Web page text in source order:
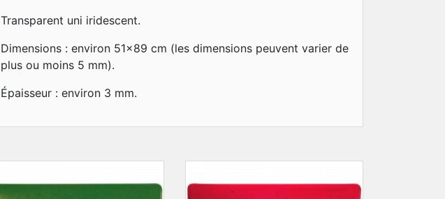
Transparent uni iridescent.
Dimensions : environ 51x89 cm (les dimensions peuvent varier de
plus ou moins 5 mm).
Épaisseur : environ 3 mm.